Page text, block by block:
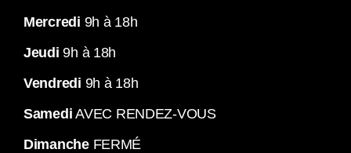
Mercredi 9h à 18h
Jeudi 9h à 18h
Vendredi 9h à 18h
Samedi AVEC RENDEZ-VOUS
DimancheFERMÉ